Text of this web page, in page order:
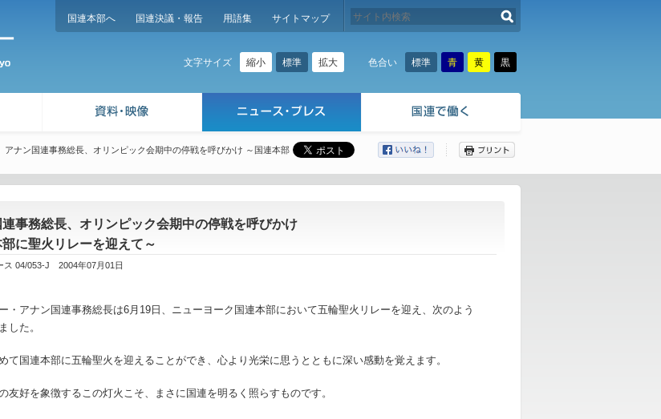
国連本部へ 国連決議・報告 用語集 サイトマップ
文字サイズ 縮小 標準 拡大 色合い 標準 青 黄 黒
アナン国連事務総長、オリンピック会期中の停戦を呼びかけ ～国連本部
事務総長、オリンピック会期中の停戦を呼びかけ
部に聖火リレーを迎えて～
ス 04/053-J 2004年07月01日
・アナン国連事務総長は6月19日、ニューヨーク国連本部において五輪聖火リレーを迎え、次のよう
した。
て国連本部に五輪聖火を迎えることができ、心より光栄に思うとともに深い感動を覚えます。
友好を象徴するこの灯火こそ、まさに国連を明るく照らすものです。